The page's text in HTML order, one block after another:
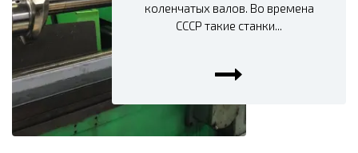
коленчатых валов. Во времена
СССР такие станки...